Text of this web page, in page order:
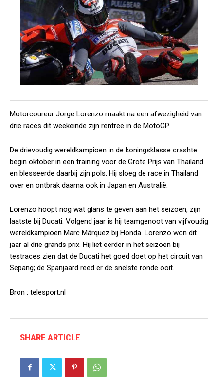
Motorcoureur Jorge Lorenzo maakt na een afwezigheid van
drie races dit weekeinde zijn rentree in de MotoGP.
De drievoudig wereldkampioen in de koningsklasse crashte
begin oktober in een training voor de Grote Prijs van Thailand
en blesseerde daarbij zijn pols. Hij sloeg de race in Thailand
over en ontbrak daarna ook in Japan en Australië.
Lorenzo hoopt nog wat glans te geven aan het seizoen, zijn
laatste bij Ducati. Volgend jaar is hij teamgenoot van vijfvoudig
wereldkampioen Marc Márquez bij Honda. Lorenzo won dit
jaar al drie grands prix. Hij liet eerder in het seizoen bij
testraces zien dat de Ducati het goed doet op het circuit van
Sepang; de Spanjaard reed er de snelste ronde ooit.
Bron : telesport.nl
SHARE ARTICLE